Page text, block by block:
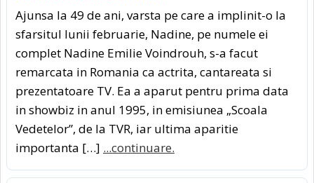
Ajunsa la 49 de ani, varsta pe care a implinit-o la
sfarsitul lunii februarie, Nadine, pe numele ei
complet Nadine Emilie Voindrouh, s-a facut
remarcata in Romania ca actrita, cantareata si
prezentatoare TV. Ea a aparut pentru prima data
in showbiz in anul 1995, in emisiunea „Scoala
Vedetelor”, de la TVR, iar ultima aparitie
importanta […] ...continuare.